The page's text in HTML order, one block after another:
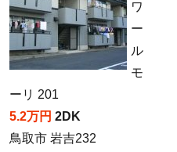
ワ
ー
ル
モ
ーリ 201
5.2万円 2DK
鳥取市 岩吉232